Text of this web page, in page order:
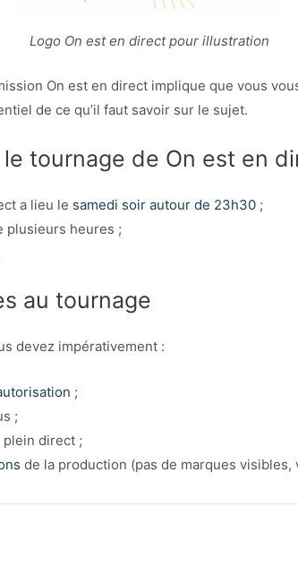
Logo On est en direct pour illustration
On est en direct implique que vous
de ce qu’il faut savoir sur le sujet.
tournage de On est en
a lieu le samedi soir autour de 23h30 ;
plusieurs heures ;
au tournage
devez impérativement :
;
;
plein direct ;
de la production (pas de marques visibles,